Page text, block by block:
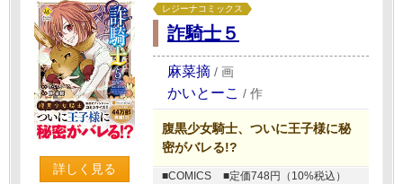
詳しく見る
レジーナコミックス
詐騎士５
麻菜摘 / 画
かいとーこ / 作
腹黒少女騎士、ついに王子様に秘
密がバレる!?
■COMICS
■定価748円（10%税込）